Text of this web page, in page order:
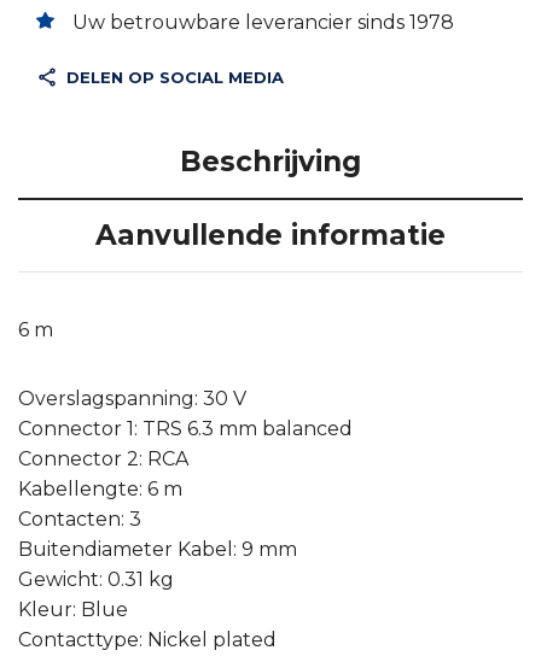
Uw betrouwbare leverancier sinds 1978
DELEN OP SOCIAL MEDIA
Beschrijving
Aanvullende informatie
6 m
Overslagspanning: 30 V
Connector 1: TRS 6.3 mm balanced
Connector 2: RCA
Kabellengte: 6 m
Contacten: 3
Buitendiameter Kabel: 9 mm
Gewicht: 0.31 kg
Kleur: Blue
Contacttype: Nickel plated